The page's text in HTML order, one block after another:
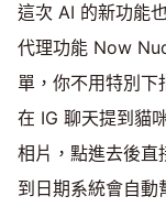
這次 AI 的新功能
代理功能 Now
單，你不用特別下
在 IG 聊天提到貓
相片，點進去後直
到日期系統會自動